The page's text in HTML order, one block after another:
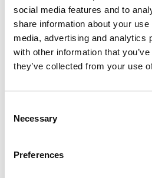
social media features and to
share information about your
media, advertising and analytics
with other information that
they’ve collected from your use
Selection
Necessary
Preferences
Niet
Afdekraam
afdekraam
Afdekraam